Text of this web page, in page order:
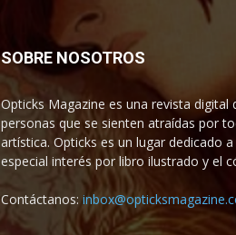
SOBRE NOSOTROS
Opticks Magazine es una revista digital
personas que se sienten atraídas por
artística. Opticks es un lugar dedicado
especial interés por libro ilustrado y el
Contáctanos: